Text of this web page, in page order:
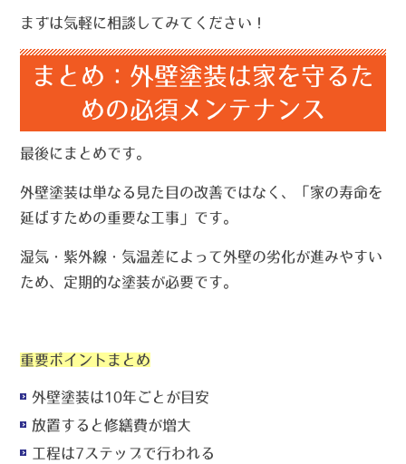
まずは気軽に相談してみてください！
まとめ：外壁塗装は家を守るた
めの必須メンテナンス
最後にまとめです。
外壁塗装は単なる見た目の改善ではなく、「家の寿命を
延ばすための重要な工事」です。
湿気・紫外線・気温差によって外壁の劣化が進みやすい
ため、定期的な塗装が必要です。
重要ポイントまとめ
外壁塗装は10年ごとが目安
放置すると修繕費が増大
工程は7ステップで行われる